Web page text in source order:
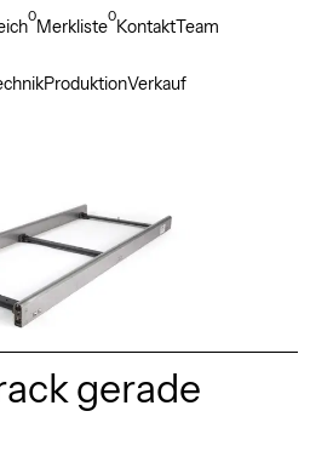
ProduktionVerkauf
0Merkliste0KontaktTeam
gerade